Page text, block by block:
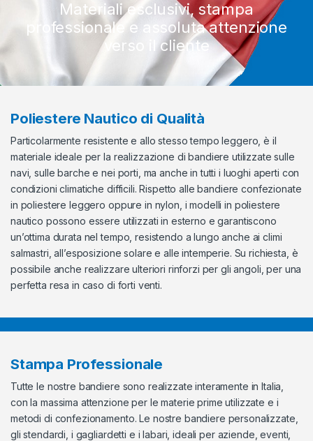
Materiali esclusivi, stampa
professionale e assoluta attenzione
verso il cliente
Poliestere Nautico di Qualità
Particolarmente resistente e allo stesso tempo leggero, è il
materiale ideale per la realizzazione di bandiere utilizzate sulle
navi, sulle barche e nei porti, ma anche in tutti i luoghi aperti con
condizioni climatiche difficili. Rispetto alle bandiere confezionate
in poliestere leggero oppure in nylon, i modelli in poliestere
nautico possono essere utilizzati in esterno e garantiscono
un’ottima durata nel tempo, resistendo a lungo anche ai climi
salmastri, all’esposizione solare e alle intemperie. Su richiesta, è
possibile anche realizzare ulteriori rinforzi per gli angoli, per una
perfetta resa in caso di forti venti.
Stampa Professionale
Tutte le nostre bandiere sono realizzate interamente in Italia,
con la massima attenzione per le materie prime utilizzate e i
metodi di confezionamento. Le nostre bandiere personalizzate,
gli stendardi, i gagliardetti e i labari, ideali per aziende, eventi,